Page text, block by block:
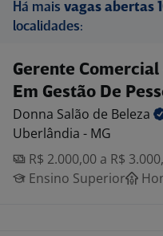
Há mais vagas abertas
localidades:
Gerente
Em Gestão De
Donna Salão de Beleza
Uberlândia - MG
R$ 2.000,00 a R$
Ensino Superior